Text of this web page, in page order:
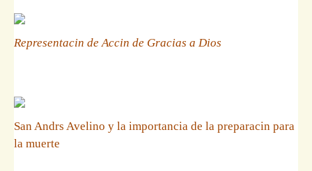
Representacin de Accin de Gracias a Dios
San Andrs Avelino y la importancia de la preparacin para
la muerte